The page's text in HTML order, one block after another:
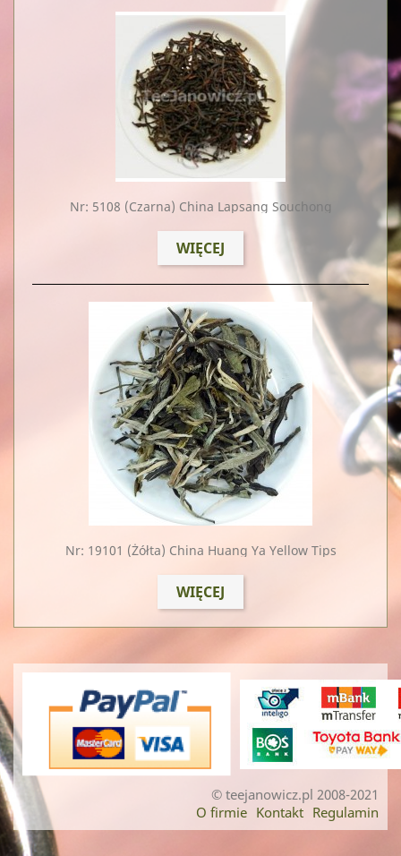
Nr: 5108 (czarna) China Lapsang Souchong
WIĘCEJ
Nr: 19101 (żółta) China Huang Ya Yellow Tips
WIĘCEJ
© teejanowicz.pl 2008-2021
O firmie Kontakt Regulamin